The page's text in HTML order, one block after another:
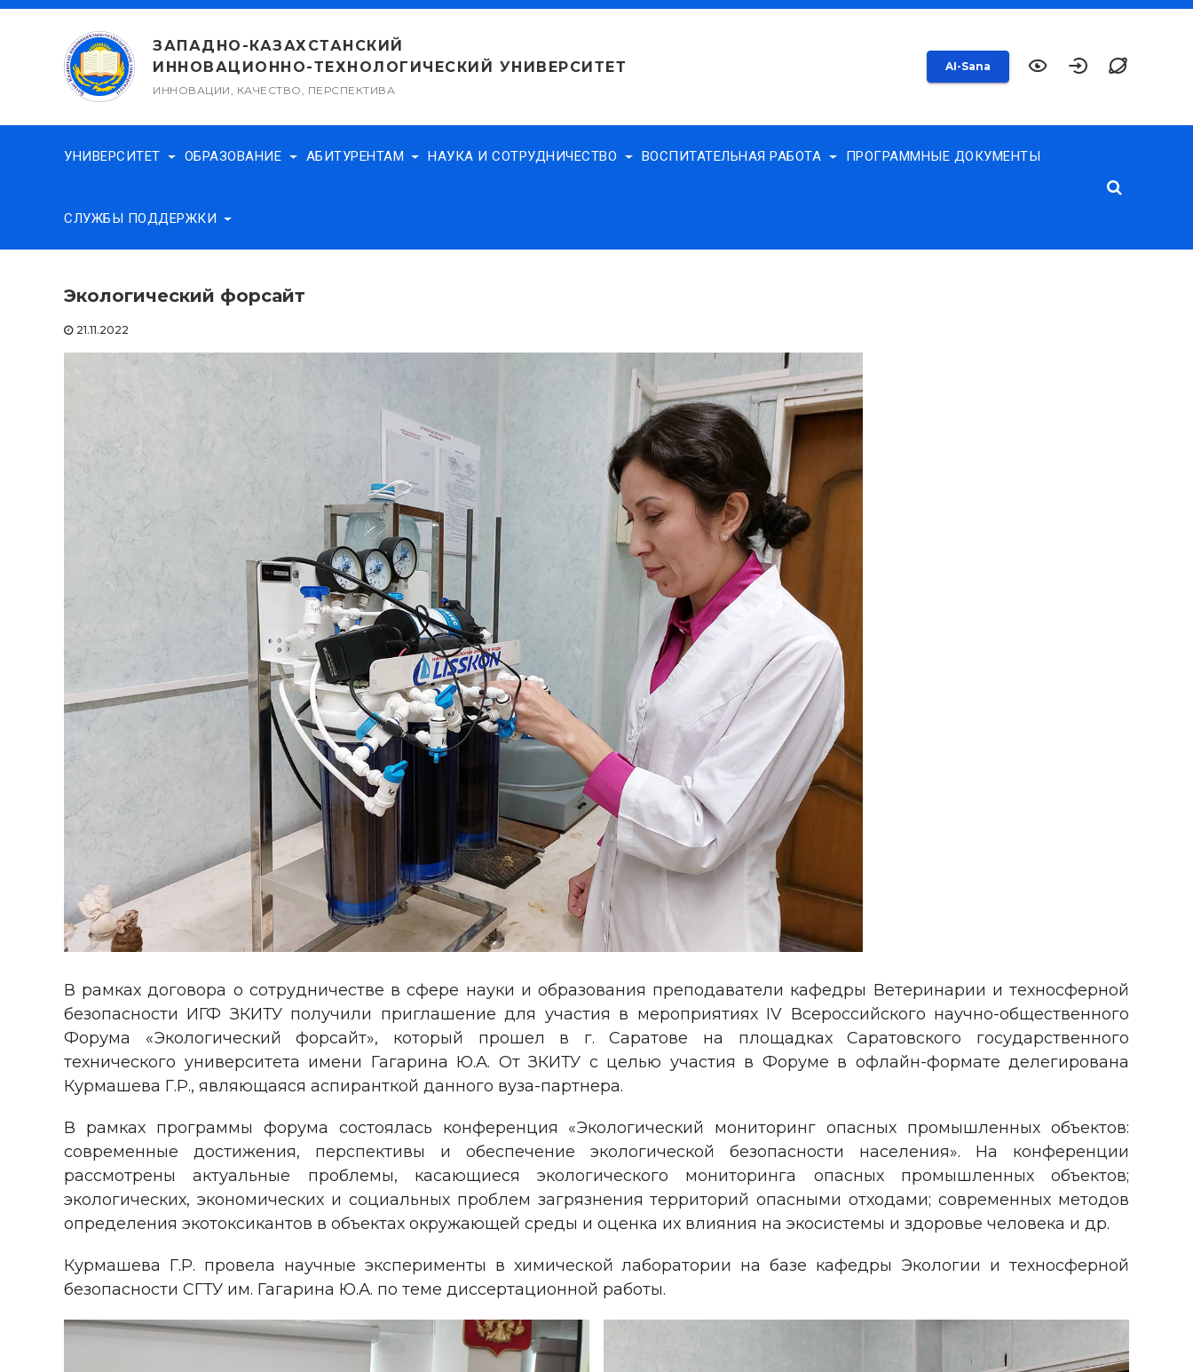
Перейти
содержимому
ЗАПАДНО-КАЗАХСТАНСКИЙ
ИННОВАЦИОННО-ТЕХНОЛОГИЧЕСКИЙ УНИВЕРСИТЕТ
ИННОВАЦИИ, КАЧЕСТВО, ПЕРСПЕКТИВА
AI-Sana
УНИВЕРСИТЕТ ОБРАЗОВАНИЕ АБИТУРЕНТАМ НАУКА И СОТРУДНИЧЕСТВО ВОСПИТАТЕЛЬНАЯ РАБОТА ПРОГРАММНЫЕ ДОКУМЕНТЫ
СЛУЖБЫ ПОДДЕРЖКИ
Экологический форсайт
21.11.2022
В рамках договора о сотрудничестве в сфере науки и образования преподаватели кафедры Ветеринарии и техносферной
безопасности ИГФ ЗКИТУ получили приглашение для участия в мероприятиях IV Всероссийского научно-общественного
Форума «Экологический форсайт», который прошел в г. Саратове на площадках Саратовского государственного
технического университета имени Гагарина Ю.А. От ЗКИТУ с целью участия в Форуме в офлайн-формате делегирована
Курмашева Г.Р., являющаяся аспиранткой данного вуза-партнера.
В рамках программы форума состоялась конференция «Экологический мониторинг опасных промышленных объектов:
современные достижения, перспективы и обеспечение экологической безопасности населения». На конференции
рассмотрены актуальные проблемы, касающиеся экологического мониторинга опасных промышленных объектов;
экологических, экономических и социальных проблем загрязнения территорий опасными отходами; современных методов
определения экотоксикантов в объектах окружающей среды и оценка их влияния на экосистемы и здоровье человека и др.
Курмашева Г.Р. провела научные эксперименты в химической лаборатории на базе кафедры Экологии и техносферной
безопасности СГТУ им. Гагарина Ю.А. по теме диссертационной работы.